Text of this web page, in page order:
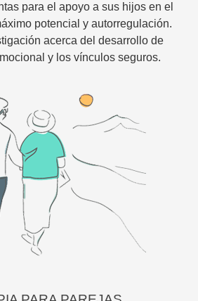
para el apoyo a sus hijos en el
potencial y autorregulación.
acerca del desarrollo de
y los vínculos seguros.